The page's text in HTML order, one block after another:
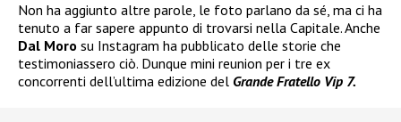
Non ha aggiunto altre parole, le foto parlano da sé, ma ci ha
tenuto a far sapere appunto di trovarsi nella Capitale. Anche
Dal Moro su Instagram ha pubblicato delle storie che
testimoniassero ciò. Dunque mini reunion per i tre ex
concorrenti dell’ultima edizione del Grande Fratello Vip 7.